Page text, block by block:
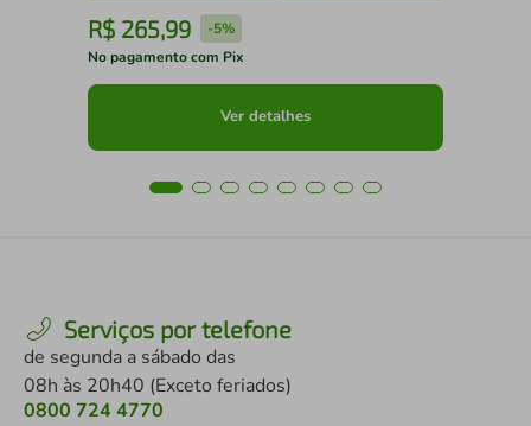
R$ 265,99 -5%
No pagamento com Pix
Ver detalhes
Serviços por telefone
de segunda a sábado das
08h às 20h40 (Exceto feriados)
0800 724 4770